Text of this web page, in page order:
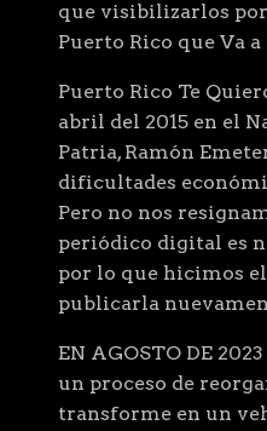
que visibilizarlos
Puerto Rico que Va a
Puerto Rico Te
abril del 2015 en el
Patria, Ramón
dificultades
Pero no nos
periódico digital es
por lo que hicimos
publicarla
EN AGOSTO DE
un proceso de
transforme en un